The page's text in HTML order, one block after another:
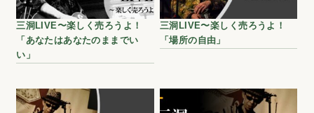
三洞LIVE〜楽しく売ろうよ！
「あなたはあなたのままでい
い」
三洞LIVE〜楽しく売ろうよ！
「場所の自由」